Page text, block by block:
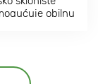
obilnu